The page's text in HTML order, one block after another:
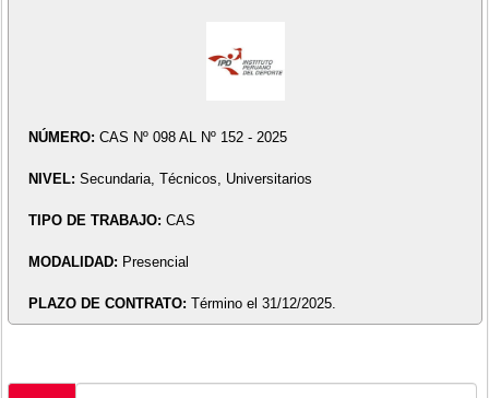
NÚMERO: CAS Nº 098 AL Nº 152 - 2025
NIVEL: Secundaria, Técnicos, Universitarios
TIPO DE TRABAJO: CAS
MODALIDAD: Presencial
PLAZO DE CONTRATO: Término el 31/12/2025.